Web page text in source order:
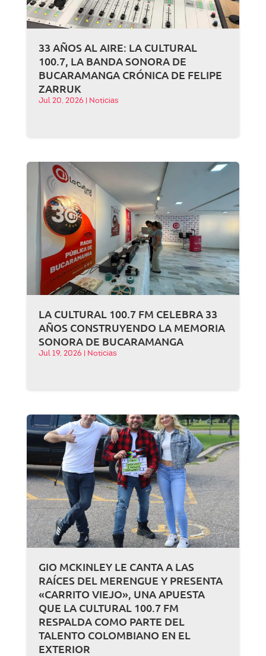
33 AÑOS AL AIRE: LA CULTURAL
100.7, LA BANDA SONORA DE
BUCARAMANGA CRÓNICA DE FELIPE
ZARRUK
Jul 20, 2026 Noticias
LA CULTURAL 100.7 FM CELEBRA 33
AÑOS CONSTRUYENDO LA MEMORIA
SONORA DE BUCARAMANGA
Jul 19, 2026 Noticias
GIO MCKINLEY LE CANTA A LAS
RAÍCES DEL MERENGUE Y PRESENTA
«CARRITO VIEJO», UNA APUESTA
QUE LA CULTURAL 100.7 FM
RESPALDA COMO PARTE DEL
TALENTO COLOMBIANO EN EL
EXTERIOR